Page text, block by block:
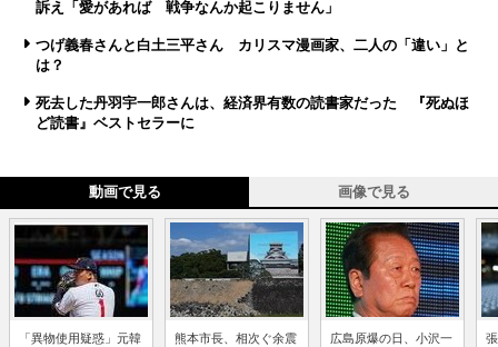
訴え「愛があれば 戦争なんか起こりません」
つげ義春さんと白土三平さん カリスマ漫画家、二人の「違い」と
は？
死去した丹羽宇一郎さんは、経済界有数の読書家だった 『死ぬほ
ど読書』ベストセラーに
動画で見る 画像で見る
「異物使用疑惑」元韓
熊本市長、相次ぐ余震
広島原爆の日、小沢一